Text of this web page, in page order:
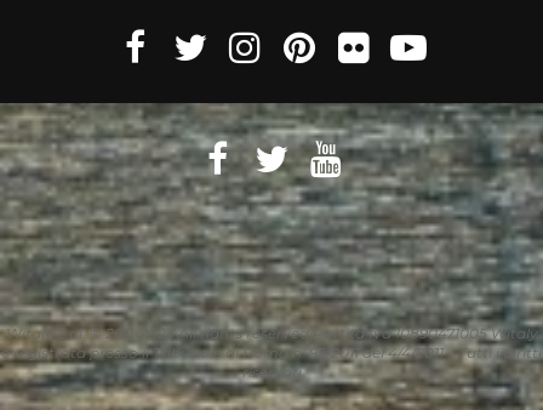
Witaly S.r.l. © 2011-2023 All rights reserved Partita Iva 10890471005 Witaly
è registrata presso il Tribunale di Roma n. 95/2011 del 4/4/2011 – Tutti i diritti
riservati